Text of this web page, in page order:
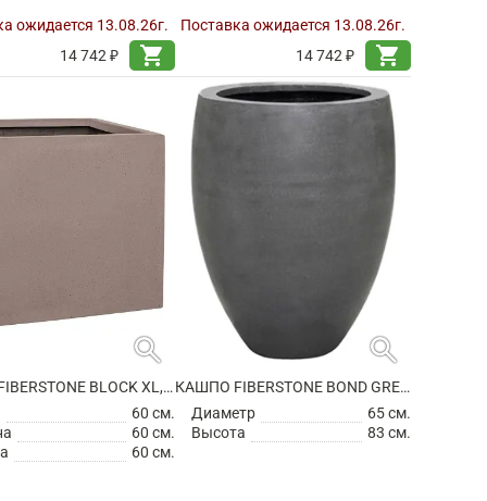
ожидается 13.08.26г.
14 742 ₽
shopping_cart
Поставка ожидается 13.08.26г.
14 742 ₽
shopping_cart
search
КАШПО FIBERSTONE BLOCK XL, TAUPE
60 см.
60 см.
60 см.
search
КАШПО FIBERSTONE BOND GREY L
Диаметр
65 см.
Высота
83 см.